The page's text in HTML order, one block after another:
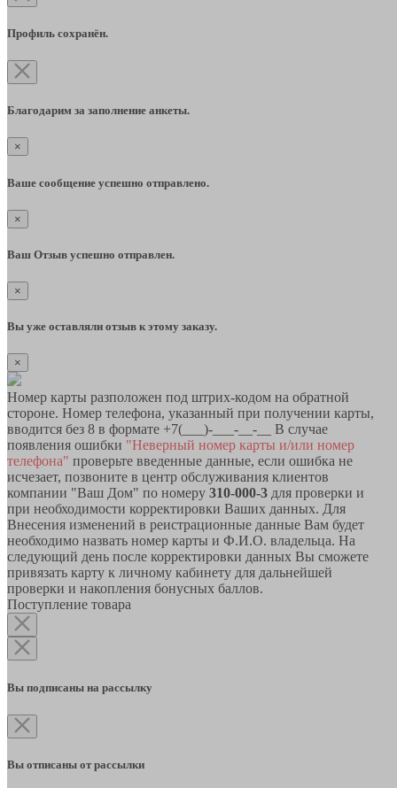
Профиль сохранён.
Благодарим за заполнение анкеты.
×
Ваше сообщение успешно отправлено.
×
Ваш Отзыв успешно отправлен.
×
Вы уже оставляли отзыв к этому заказу.
×
Номер карты разположен под штрих-кодом на обратной
стороне. Номер телефона, указанный при получении карты,
вводится без 8 в формате +7(___)-___-__-__ В случае
появления ошибки "Неверный номер карты и/или номер
телефона" проверьте введенные данные, если ошибка не
исчезает, позвоните в центр обслуживания клиентов
компании "Ваш Дом" по номеру 310-000-3 для проверки и
при необходимости корректировки Ваших данных. Для
Внесения изменений в реистрационные данные Вам будет
необходимо назвать номер карты и Ф.И.О. владельца. На
следующий день после корректировки данных Вы сможете
привязать карту к личному кабинету для дальнейшей
проверки и накопления бонусных баллов.
Поступление товара
Вы подписаны на рассылку
Вы отписаны от рассылки